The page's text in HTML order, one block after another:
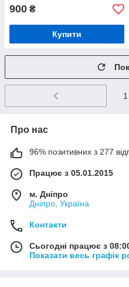
900 ₴
Купити
1
Про нас
96% позитивних з 277
Працює з 05.01.2015
м. Дніпро
Дніпро, Україна
Контакти
Сьогодні працює з
Показати весь графік